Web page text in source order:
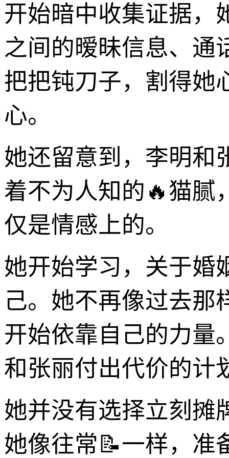
开始暗中收集证据，
之间的暧昧信息、通
把把钝刀子，割得她
心。
她还留意到，李明和
着不为人知的🔥猫腻
仅是情感上的。
她开始学习，关于婚
己。她不再像过去那
开始依靠自己的力量
和张丽付出代价的计
她并没有选择立刻摊
她像往常📝一样，准